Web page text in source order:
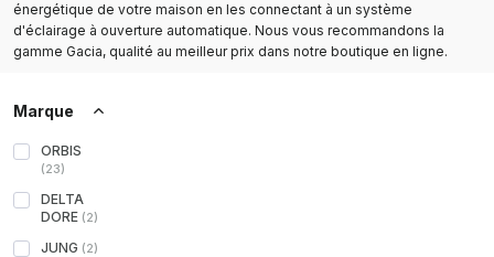
énergétique de votre maison en les connectant à un système
d'éclairage à ouverture automatique. Nous vous recommandons la
gamme Gacia, qualité au meilleur prix dans notre boutique en ligne.
Marque
ORBIS
(23)
DELTA
DORE (2)
JUNG (2)